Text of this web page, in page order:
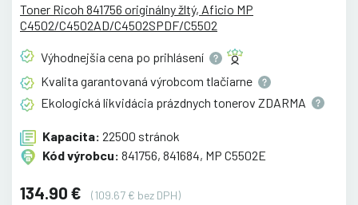
Toner Ricoh 841756 originálny žltý, Aficio MP
C4502/C4502AD/C4502SPDF/C5502
Výhodnejšia cena po prihlásení
Kvalita garantovaná výrobcom tlačiarne
Ekologická likvidácia prázdnych tonerov ZDARMA
Kapacita: 22500 stránok
Kód výrobcu: 841756, 841684, MP C5502E
134.90 €
(109.67 € bez DPH)